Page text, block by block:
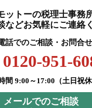
ットーの税理士事務
などお気軽にご連絡
話でのご相談・お問合
0120-951-
間 9:00～17:00（土日祝休
メールでのご相談